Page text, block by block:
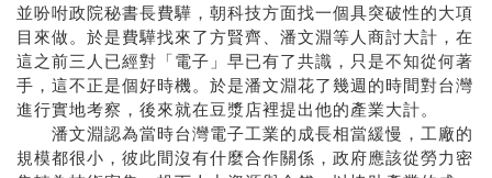
並吩咐政院秘書長費驊，朝科技方面找一個具突破性的大項
目來做。於是費驊找來了方賢齊、潘文淵等人商討大計，在
這之前三人已經對「電子」早已有了共識，只是不知從何著
手，這不正是個好時機。於是潘文淵花了幾週的時間對台灣
進行實地考察，後來就在豆漿店裡提出他的產業大計。
潘文淵認為當時台灣電子工業的成長相當緩慢，工廠的
規模都很小，彼此間沒有什麼合作關係，政府應該從勞力密